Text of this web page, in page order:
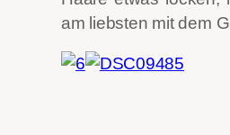
am liebsten mit dem